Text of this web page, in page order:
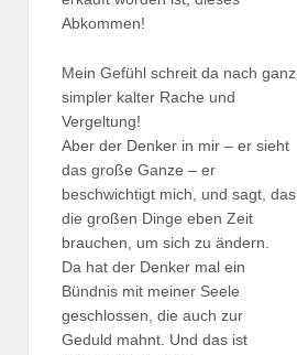
Abkommen!
Mein Gefühl schreit da nach ganz
simpler kalter Rache und
Vergeltung!
Aber der Denker in mir – er sieht
das große Ganze – er
beschwichtigt mich, und sagt, das
die großen Dinge eben Zeit
brauchen, um sich zu ändern.
Da hat der Denker mal ein
Bündnis mit meiner Seele
geschlossen, die auch zur
Geduld mahnt. Und das ist